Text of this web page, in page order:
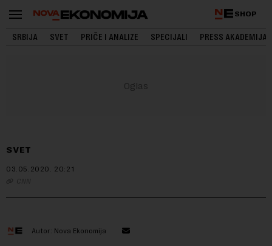
SHOP
SRBIJA SVET PRIČE I ANALIZE SPECIJALI PRESS AKADEMIJA
SVET
03.05.2020. 20:21
CNN
Autor: Nova Ekonomija